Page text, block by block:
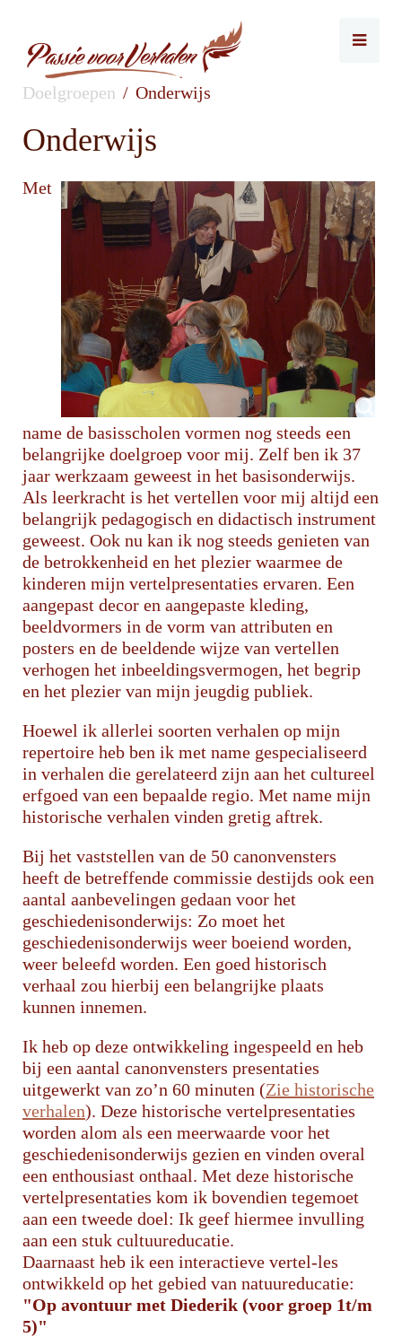
Doelgroepen Onderwijs
Onderwijs
Met
name de basisscholen vormen nog steeds een
belangrijke doelgroep voor mij. Zelf ben ik 37
jaar werkzaam geweest in het basisonderwijs.
Als leerkracht is het vertellen voor mij altijd een
belangrijk pedagogisch en didactisch instrument
geweest. Ook nu kan ik nog steeds genieten van
de betrokkenheid en het plezier waarmee de
kinderen mijn vertelpresentaties ervaren. Een
aangepast decor en aangepaste kleding,
beeldvormers in de vorm van attributen en
posters en de beeldende wijze van vertellen
verhogen het inbeeldingsvermogen, het begrip
en het plezier van mijn jeugdig publiek.
Hoewel ik allerlei soorten verhalen op mijn
repertoire heb ben ik met name gespecialiseerd
in verhalen die gerelateerd zijn aan het cultureel
erfgoed van een bepaalde regio. Met name mijn
historische verhalen vinden gretig aftrek.
Bij het vaststellen van de 50 canonvensters
heeft de betreffende commissie destijds ook een
aantal aanbevelingen gedaan voor het
geschiedenisonderwijs: Zo moet het
geschiedenisonderwijs weer boeiend worden,
weer beleefd worden. Een goed historisch
verhaal zou hierbij een belangrijke plaats
kunnen innemen.
Ik heb op deze ontwikkeling ingespeeld en heb
bij een aantal canonvensters presentaties
uitgewerkt van zo’n 60 minuten (Zie historische
verhalen). Deze historische vertelpresentaties
worden alom als een meerwaarde voor het
geschiedenisonderwijs gezien en vinden overal
een enthousiast onthaal. Met deze historische
vertelpresentaties kom ik bovendien tegemoet
aan een tweede doel: Ik geef hiermee invulling
aan een stuk cultuureducatie.
Daarnaast heb ik een interactieve vertel-les
ontwikkeld op het gebied van natuureducatie:
"Op avontuur met Diederik (voor groep 1t/m
5)"